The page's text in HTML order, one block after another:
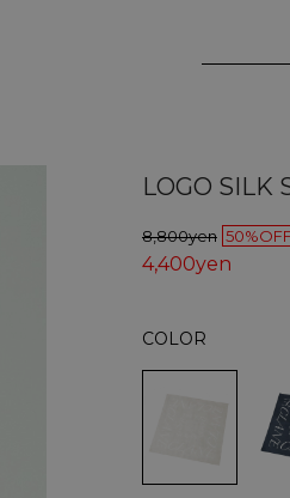
LOGO SILK
8,800yen
4,400yen
COLOR